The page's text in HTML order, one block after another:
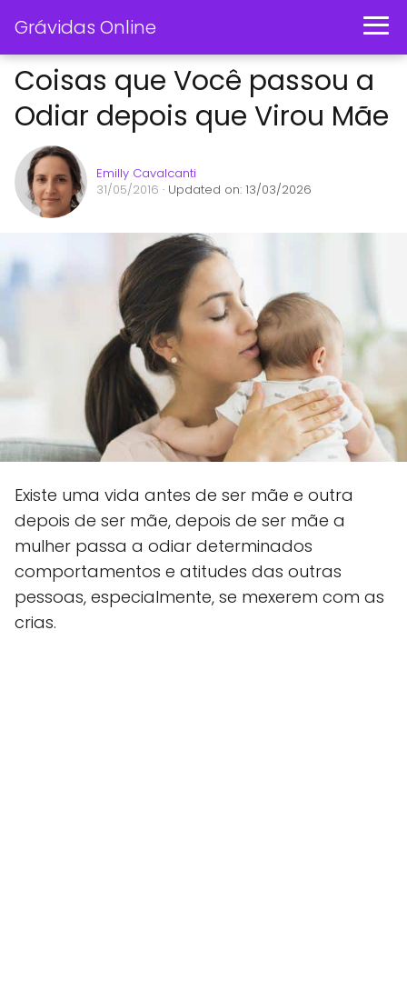
Grávidas Online
Coisas que Você passou a
Odiar depois que Virou Mãe
Emilly Cavalcanti
31/05/2016 · Updated on: 13/03/2026
Existe uma vida antes de ser mãe e outra
depois de ser mãe, depois de ser mãe a
mulher passa a odiar determinados
comportamentos e atitudes das outras
pessoas, especialmente, se mexerem com as
crias.